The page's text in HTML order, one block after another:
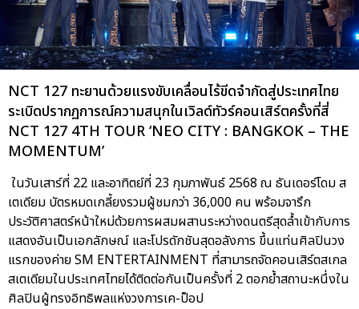
NCT 127 ทะยานด้วยแรงขับเคลื่อนไร้ขีดจำกัดสู่ประเทศไทย
ระเบิดปรากฏการณ์ความสนุกในเวิลด์ทัวร์คอนเสิร์ตครั้งที่สี่
NCT 127 4TH TOUR ‘NEO CITY : BANGKOK – THE
MOMENTUM’
ในวันเสาร์ที่ 22 และอาทิตย์ที่ 23 กุมภาพันธ์ 2568 ณ ธันเดอร์โดม ส
เตเดียม บัตรหมดเกลี้ยงรวมผู้ชมกว่า 36,000 คน พร้อมจารึก
ประวัติศาสตร์หน้าใหม่ด้วยการผสมผสานระหว่างดนตรีสุดล้ำเข้ากับการ
แสดงอันเป็นเอกลักษณ์ และโปรดักชันสุดอลังการ ขึ้นแท่นศิลปินวง
แรกของค่าย SM ENTERTAINMENT ที่สามารถจัดคอนเสิร์ตสเกล
สเตเดียมในประเทศไทยได้ติดต่อกันเป็นครั้งที่ 2 ตอกย้ำสถานะหนึ่งใน
ศิลปินผู้ทรงอิทธิพลแห่งวงการเค-ป็อป